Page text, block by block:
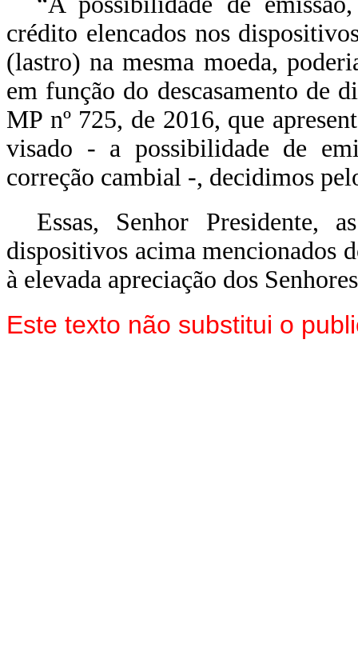
crédito elencados nos
(lastro) na mesma moeda,
em função do descasamento de
MP nº 725, de 2016, que
visado - a possibilidade de
correção cambial -, decidimos
Essas, Senhor Presidente,
dispositivos acima mencionados
à elevada apreciação dos
Este texto não substitui o